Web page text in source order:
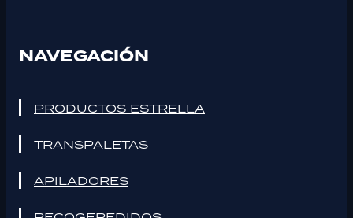
NAVEGACIÓN
PRODUCTOS ESTRELLA
TRANSPALETAS
APILADORES